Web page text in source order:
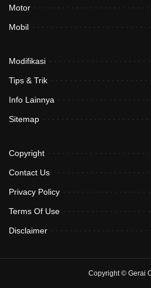
Motor
Mobil
Modifikasi
Tips & Trik
Info Lainnya
Sitemap
Copyright
Contact Us
Privacy Policy
Terms Of Use
Disclaimer
Copyright © Gerai